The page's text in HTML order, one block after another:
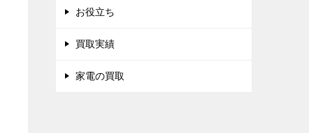
お役立ち
買取実績
家電の買取